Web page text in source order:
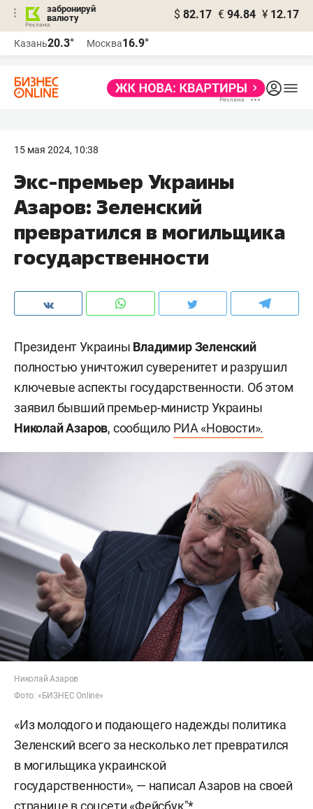
забронируй
валюту
$ 82.17 € 94.84 ¥ 12.17
Казань20.3° Москва16.9°
15 мая 2024, 10:38
Экс-премьер Украины
Азаров: Зеленский
превратился в могильщика
государственности
Президент Украины Владимир Зеленский
полностью уничтожил суверенитет и разрушил
ключевые аспекты государственности. Об этом
заявил бывший премьер-министр Украины
Николай Азаров, сообщило РИА «Новости».
Николай Азаров
Фото: «БИЗНЕС Online»
«Из молодого и подающего надежды политика
Зеленский всего за несколько лет превратился
в могильщика украинской
государственности», — написал Азаров на своей
странице в соцсети «Фейсбук"*.